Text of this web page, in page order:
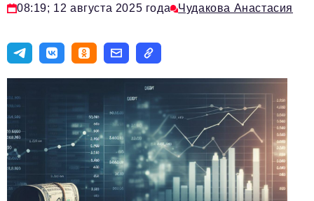
Импортозамещение
Эксперты
Видео
Телефон редакции:+7 495 727-01-67
Электронные почты редакции:
Информационный отдел
08:19; 12 августа 2025 года Чудакова Анастасия